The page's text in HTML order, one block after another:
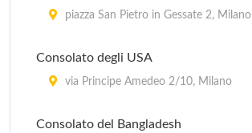
Consolato del Madagascar
piazza San Pietro in Gessate 2, Milano
Consolato degli USA
via Principe Amedeo 2/10, Milano
Consolato del Bangladesh